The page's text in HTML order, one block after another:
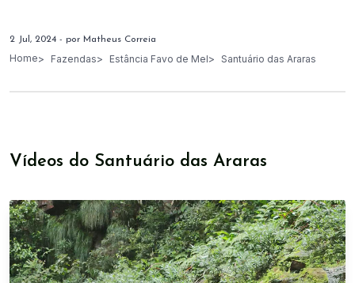
2 Jul, 2024 - por Matheus Correia
Home Fazendas Estância Favo de Mel Santuário das Araras
Vídeos do Santuário das Araras